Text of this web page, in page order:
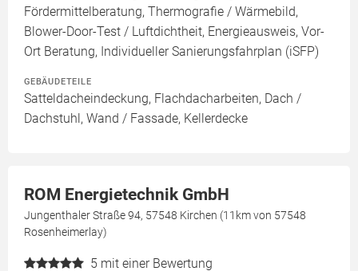
Fördermittelberatung, Thermografie / Wärmebild,
Blower-Door-Test / Luftdichtheit, Energieausweis, Vor-
Ort Beratung, Individueller Sanierungsfahrplan (iSFP)
GEBÄUDETEILE
Satteldacheindeckung, Flachdacharbeiten, Dach /
Dachstuhl, Wand / Fassade, Kellerdecke
ROM Energietechnik GmbH
Jungenthaler Straße 94, 57548 Kirchen (11km von 57548
Rosenheimerlay)
5 mit einer Bewertung